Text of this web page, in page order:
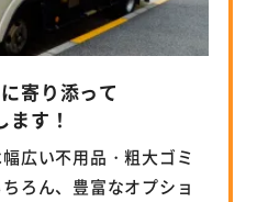
寄り添って
ます！
広い不用品・粗大ゴミ
ろん、豊富なオプショ